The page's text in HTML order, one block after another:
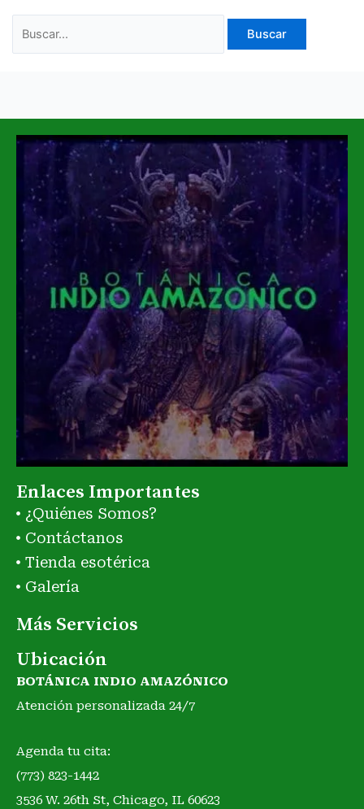
Enlaces Importantes
¿Quiénes Somos?
Contáctanos
Tienda esotérica
Galería
Más Servicios
Ubicación
BOTÁNICA INDIO AMAZÓNICO
Atención personalizada 24/7
Agenda tu cita:
(773) 823-1442
3536 W. 26th St, Chicago, IL 60623